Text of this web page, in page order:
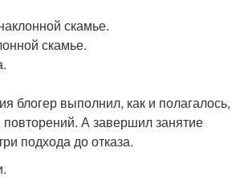
скамье.
скамье.
блогер выполнил, как и полагалось,
А завершил занятие
подхода до отказа.